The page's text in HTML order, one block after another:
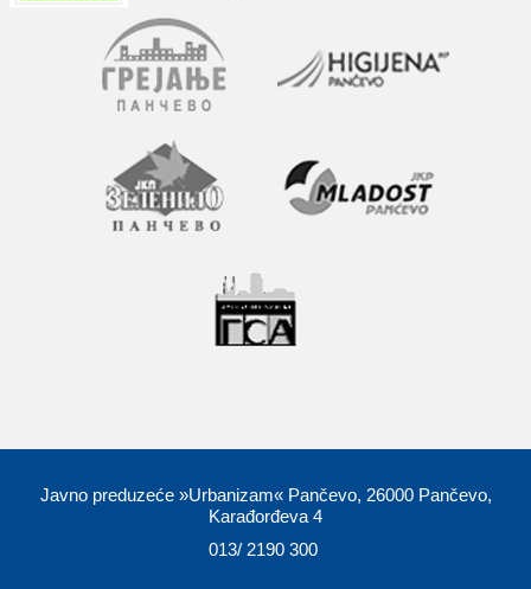
Javno preduzeće »Urbanizam« Pančevo, 26000 Pančevo,
Karađorđeva 4
013/ 2190 300